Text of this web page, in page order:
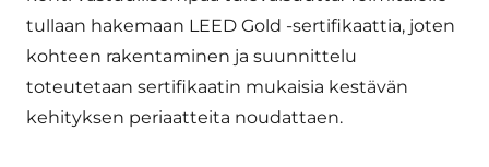
tullaan hakemaan LEED Gold -sertifikaattia, joten
kohteen rakentaminen ja suunnittelu
toteutetaan sertifikaatin mukaisia kestävän
kehityksen periaatteita noudattaen.